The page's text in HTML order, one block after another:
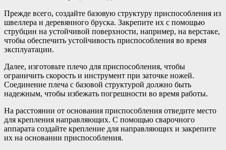
Прежде всего, создайте базовую структуру приспособления из
швеллера и деревянного бруска. Закрепите их с помощью
струбцин на устойчивой поверхности, например, на верстаке,
чтобы обеспечить устойчивость приспособления во время
эксплуатации.
Далее, изготовьте плечо для приспособления, чтобы
ограничить скорость и инструмент при заточке ножей.
Соединение плеча с базовой структурой должно быть
надежным, чтобы избежать погрешности во время работы.
На расстоянии от основания приспособления отведите место
для крепления направляющих. С помощью сварочного
аппарата создайте крепление для направляющих и закрепите
их на основании приспособления.